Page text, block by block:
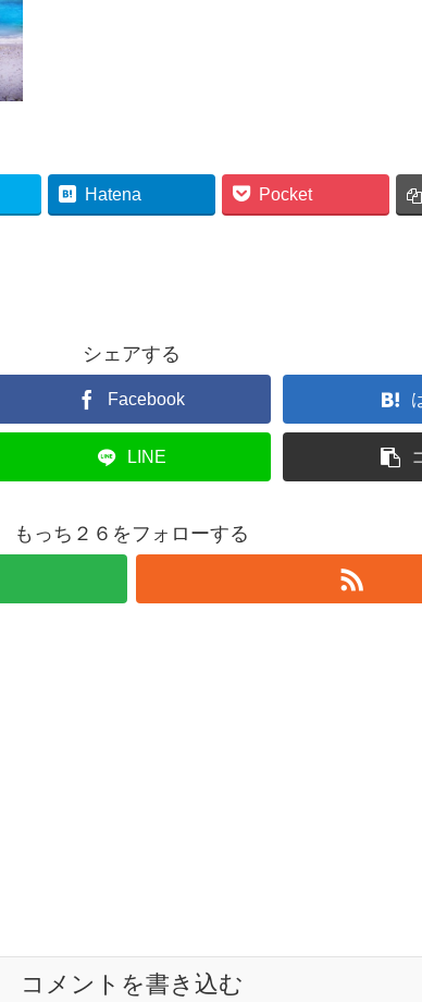
Hatena Pocket
シェアする
Facebook
LINE
もっち２６をフォローする
コメントを書き込む